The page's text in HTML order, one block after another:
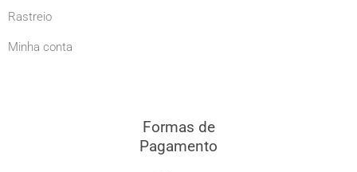
Rastreio
Minha conta
Formas de
Pagamento